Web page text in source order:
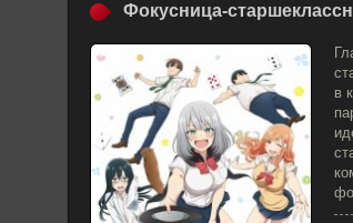
Фокусница-
в